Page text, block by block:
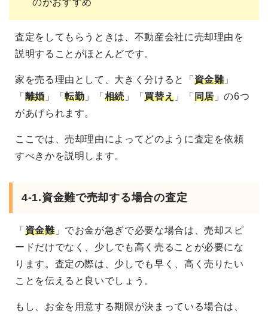
のがおすすめ
査定をしてもらうときは、不動産会社に売却理由を
説明することがほとんどです。
家を売る理由として、大きく分けると「 資金難」
「 離婚」「転勤 」「 相続 」「買替え 」「 同居」の6つ
があげられます。
ここでは、売却理由によってどのように査定を依頼
すべきかを説明します。
4-1.資金難で売却する場合の査定
「 資金難」でお金が急ぎで必要な場合は、売却スピ
ードだけでなく、少しでも高く売ることが必要にな
ります。査定の際は、少しでも早く、高く売りたい
ことを伝えると良いでしょう。
もし、お金を用意する期限が決まっている場合は、